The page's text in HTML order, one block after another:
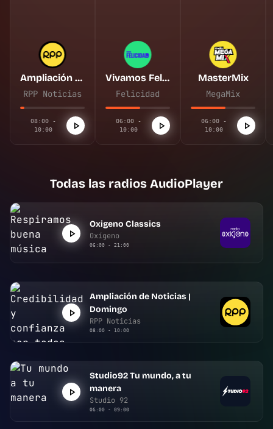
Ampliación de Noticias | Domingo
RPP Noticias
08:00 -
10:00
Vivamos Felices
Felicidad
06:00 -
10:00
MasterMix
MegaMix
06:00 -
10:00
Todas las radios AudioPlayer
Oxigeno Classics
Oxígeno
06:00 - 21:00
Ampliación de Noticias |
Domingo
RPP Noticias
08:00 - 10:00
Studio92 Tu mundo, a tu
manera
Studio 92
06:00 - 09:00